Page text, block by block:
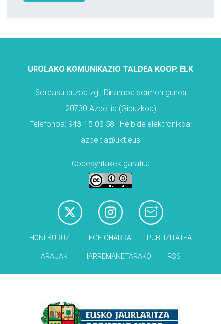
UROLAKO KOMUNIKAZIO TALDEA KOOP. ELK
Soreasu auzoa zg., Dinamoa sormen gunea
20730 Azpeitia (Gipuzkoa)
Telefonoa: 943-15 03 58 | Helbide elektronikoa:
azpeitia@ukt.eus
Codesyntaxek garatua
HONI BURUZ LEGE OHARRA PUBLIZITATEA
ARAUAK HARREMANETARAKO RSS